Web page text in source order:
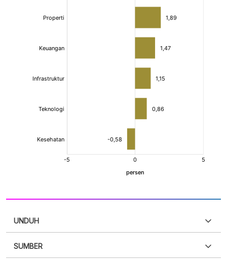
UNDUH
SUMBER